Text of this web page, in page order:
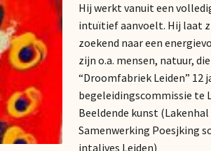
Hij werkt vanuit een
intuïtief aanvoelt. Hij laat
zoekend naar een
zijn o.a. mensen, natuur,
“Droomfabriek Leiden” 12
begeleidingscommissie te
Beeldende kunst
Samenwerking Poesjking
intalives Leiden)